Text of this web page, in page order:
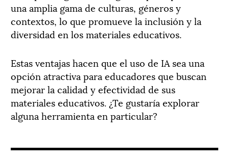
una amplia gama de culturas, géneros y
contextos, lo que promueve la inclusión y la
diversidad en los materiales educativos.
Estas ventajas hacen que el uso de IA sea una
opción atractiva para educadores que buscan
mejorar la calidad y efectividad de sus
materiales educativos. ¿Te gustaría explorar
alguna herramienta en particular?